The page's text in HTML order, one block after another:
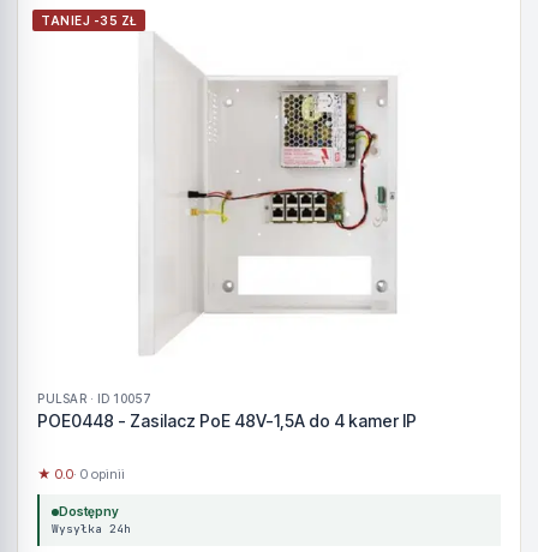
TANIEJ -35 ZŁ
PULSAR · ID 10057
POE0448 - Zasilacz PoE 48V-1,5A do 4 kamer IP
★ 0.0· 0 opinii
Dostępny
Wysyłka 24h